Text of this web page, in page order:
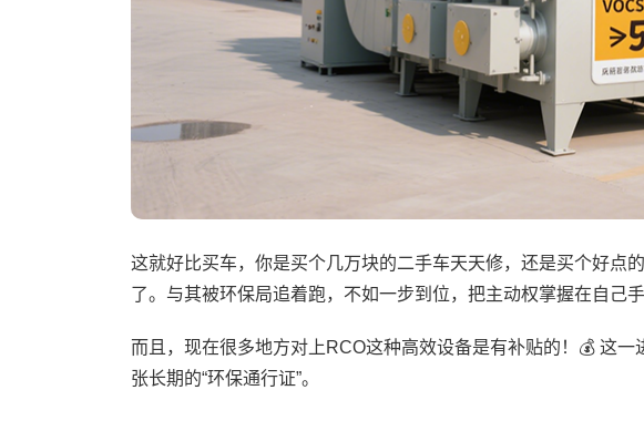
这就好比买车，你是买个几万块的二手车天天修，还是买个好点
了。与其被环保局追着跑，不如一步到位，把主动权掌握在自己手
而且，现在很多地方对上RCO这种高效设备是有补贴的！💰 这
张长期的“环保通行证”。